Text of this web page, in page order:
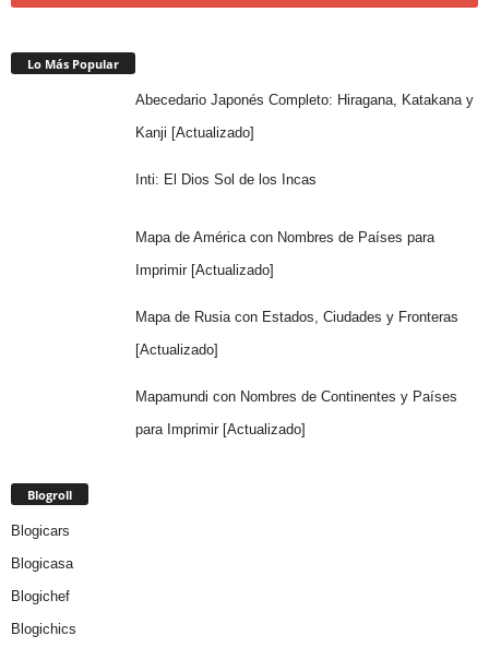
Lo Más Popular
Abecedario Japonés Completo: Hiragana, Katakana y
Kanji [Actualizado]
Inti: El Dios Sol de los Incas
Mapa de América con Nombres de Países para
Imprimir [Actualizado]
Mapa de Rusia con Estados, Ciudades y Fronteras
[Actualizado]
Mapamundi con Nombres de Continentes y Países
para Imprimir [Actualizado]
Blogroll
Blogicars
Blogicasa
Blogichef
Blogichics